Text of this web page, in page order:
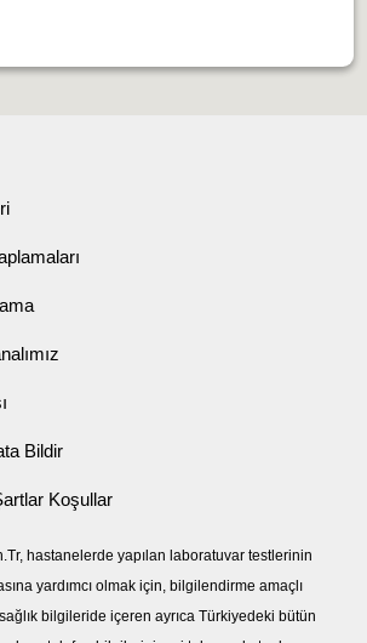
Bildir
Koşullar
hastanelerde yapılan laboratuvar testlerinin
yardımcı olmak için, bilgilendirme amaçlı
bilgileride içeren ayrıca Türkiyedeki bütün